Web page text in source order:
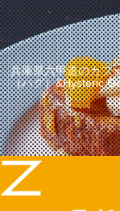
兵庫県六甲道のカフ
（ハグ）&Hysteric